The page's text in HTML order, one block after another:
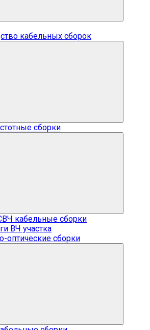
кабельных сборок
сборки
кабельные сборки
ВЧ участка
оптические сборки